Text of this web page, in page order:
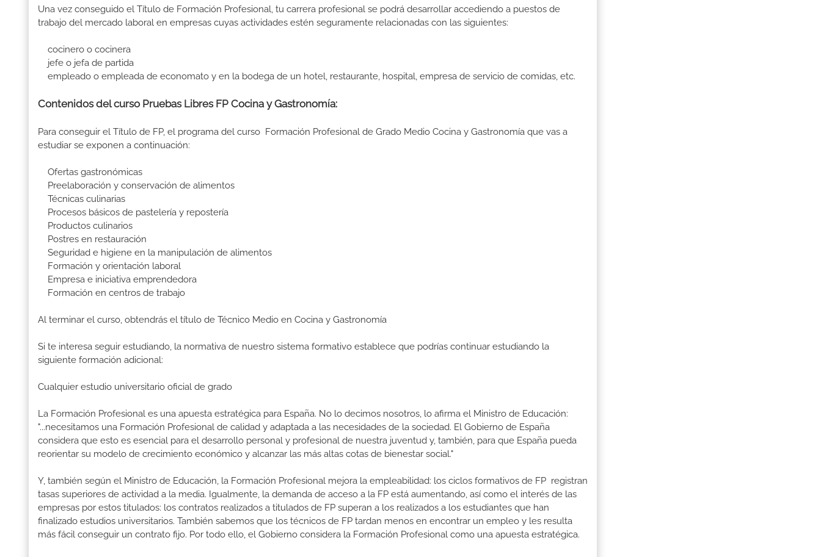
Una vez conseguido el Título de Formación Profesional, tu carrera profesional se podrá desarrollar accediendo a puestos de
trabajo del mercado laboral en empresas cuyas actividades estén seguramente relacionadas con las siguientes:
cocinero o cocinera
jefe o jefa de partida
empleado o empleada de economato y en la bodega de un hotel, restaurante, hospital, empresa de servicio de comidas, etc.
Contenidos del curso Pruebas Libres FP Cocina y Gastronomía:
Para conseguir el Título de FP, el programa del curso Formación Profesional de Grado Medio Cocina y Gastronomía que vas a
estudiar se exponen a continuación:
Ofertas gastronómicas
Preelaboración y conservación de alimentos
Técnicas culinarias
Procesos básicos de pastelería y repostería
Productos culinarios
Postres en restauración
Seguridad e higiene en la manipulación de alimentos
Formación y orientación laboral
Empresa e iniciativa emprendedora
Formación en centros de trabajo
Al terminar el curso, obtendrás el título de Técnico Medio en Cocina y Gastronomía
Si te interesa seguir estudiando, la normativa de nuestro sistema formativo establece que podrías continuar estudiando la
siguiente formación adicional:
Cualquier estudio universitario oficial de grado
La Formación Profesional es una apuesta estratégica para España. No lo decimos nosotros, lo afirma el Ministro de Educación:
"...necesitamos una Formación Profesional de calidad y adaptada a las necesidades de la sociedad. El Gobierno de España
considera que esto es esencial para el desarrollo personal y profesional de nuestra juventud y, también, para que España pueda
reorientar su modelo de crecimiento económico y alcanzar las más altas cotas de bienestar social."
Y, también según el Ministro de Educación, la Formación Profesional mejora la empleabilidad: los ciclos formativos de FP registran
tasas superiores de actividad a la media. Igualmente, la demanda de acceso a la FP está aumentando, así como el interés de las
empresas por estos titulados: los contratos realizados a titulados de FP superan a los realizados a los estudiantes que han
finalizado estudios universitarios. También sabemos que los técnicos de FP tardan menos en encontrar un empleo y les resulta
más fácil conseguir un contrato fijo. Por todo ello, el Gobierno considera la Formación Profesional como una apuesta estratégica.